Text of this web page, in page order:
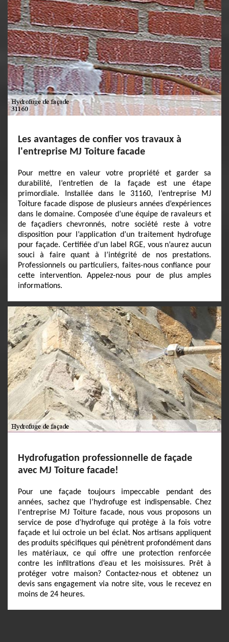
Les avantages de confier vos travaux à
l'entreprise MJ Toiture facade
Pour mettre en valeur votre propriété et garder sa
durabilité, l’entretien de la façade est une étape
primordiale. Installée dans le 31160, l’entreprise MJ
Toiture facade dispose de plusieurs années d’expériences
dans le domaine. Composée d’une équipe de ravaleurs et
de façadiers chevronnés, notre société reste à votre
disposition pour l’application d’un traitement hydrofuge
pour façade. Certifiée d’un label RGE, vous n’aurez aucun
souci à faire quant à l’intégrité de nos prestations.
Professionnels ou particuliers, faites-nous confiance pour
cette intervention. Appelez-nous pour de plus amples
informations.
Hydrofugation professionnelle de façade
avec MJ Toiture facade!
Pour une façade toujours impeccable pendant des
années, sachez que l’hydrofuge est indispensable. Chez
l'entreprise MJ Toiture facade, nous vous proposons un
service de pose d’hydrofuge qui protège à la fois votre
façade et lui octroie un bel éclat. Nos artisans appliquent
des produits spécifiques qui pénètrent profondément dans
les matériaux, ce qui offre une protection renforcée
contre les infiltrations d’eau et les moisissures. Prêt à
protéger votre maison? Contactez-nous et obtenez un
devis sans engagement via notre site, vous le recevez en
moins de 24 heures.